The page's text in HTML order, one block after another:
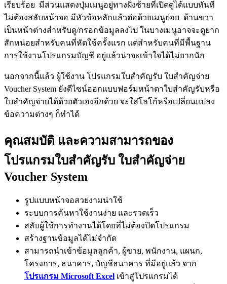
เรียบร้อย มีส่วนแสดงปุ่มเมนูอยู่ทางฝั่งซ้ายที่เปิดดูได้แบบทันที
ไม่ต้องสลับหน้าจอ มีหัวข้อหลักแล้วต่อด้วยเมนูย่อย ด้านขวา
เป็นหน้าต่างสำหรับดู/กรอกข้อมูลลงไป ในบางเมนูอาจจะดูยาก
สักหน่อยสำหรับคนที่หัดใช้ครั้งแรก แต่สำหรับคนที่มีพื้นฐาน
การใช้งานโปรแกรมบัญชี อยู่แล้วน่าจะเข้าใจได้ไม่ยากนัก
นอกจากนี้แล้ว ผู้ใช้งาน โปรแกรมใบสำคัญรับ ใบสำคัญจ่าย
Voucher System ยังดีไซน์ออกแบบฟอร์มหน้าตาใบสำคัญรับหรือ
ใบสำคัญจ่ายได้ด้วยตัวเองอีกด้วย จะใส่โลโก้หรือเปลี่ยนแปลง
ข้อความต่างๆ ก็ทำได้
คุณสมบัติ และความสามารถของ
โปรแกรมใบสำคัญรับ ใบสำคัญจ่าย
Voucher System
รูปแบบหน้าจอสวยงามน่าใช้
ระบบการค้นหาใช้งานง่าย และรวดเร็ว
สลับผู้ใช้การทำงานได้โดยที่ไม่ต้องปิดโปรแกรม
สร้างฐานข้อมูลได้ไม่จำกัด
สามารถนำเข้าข้อมูลลูกค้า, ผู้ขาย, พนักงาน, แผนก,
โครงการ, ธนาคาร, บัญชีธนาคาร ที่มีอยู่แล้ว จาก
โปรแกรม Microsoft Excel เข้าสู่โปรแกรมได้